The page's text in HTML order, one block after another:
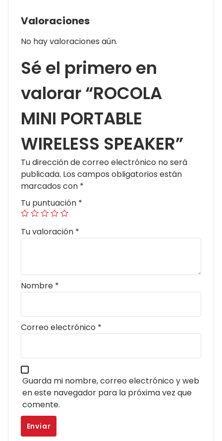
Valoraciones
No hay valoraciones aún.
Sé el primero en
valorar “ROCOLA
MINI PORTABLE
WIRELESS SPEAKER”
Tu dirección de correo electrónico no será
publicada. Los campos obligatorios están
marcados con *
Tu puntuación *
Tu valoración *
Nombre *
Correo electrónico *
Guarda mi nombre, correo electrónico y web
en este navegador para la próxima vez que
comente.